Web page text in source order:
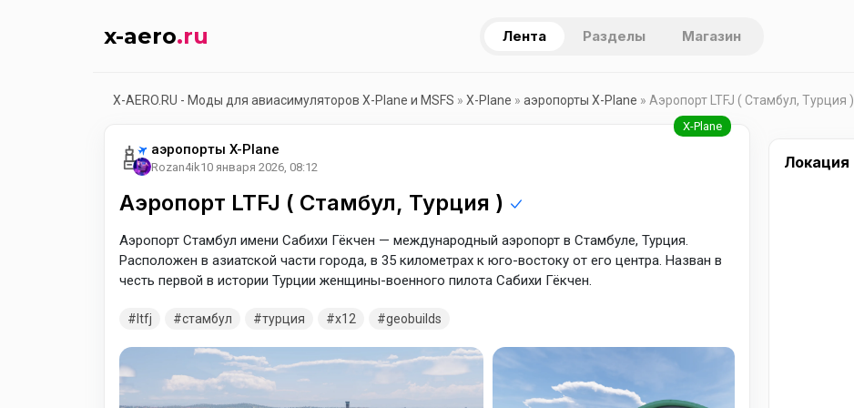
x-aero.ru Лента Разделы Магазин
X-AERO.RU - Моды для авиасимуляторов X-Plane и MSFS » X-Plane » аэропорты X-Plane » Аэропорт LTFJ ( Стамбул, Турция )
аэропорты X-Plane
Rozan4ik10 января 2026, 08:12
Аэропорт LTFJ ( Стамбул, Турция )
Аэропорт Стамбул имени Сабихи Гёкчен — международный аэропорт в Стамбуле, Турция.
Расположен в азиатской части города, в 35 километрах к юго-востоку от его центра. Назван в
честь первой в истории Турции женщины-военного пилота Сабихи Гёкчен.
ltfj стамбул турция x12 geobuilds
Локация